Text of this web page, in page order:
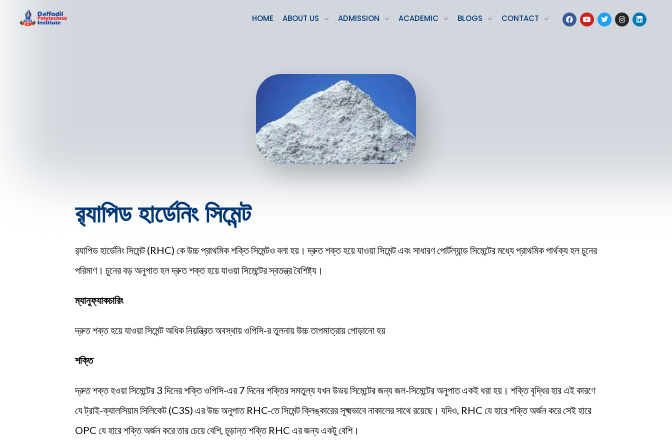
HOME ABOUT US ADMISSION ACADEMIC BLOGS CONTACT
র‍্যাপিড হার্ডেনিং সিমেন্ট
র‍্যাপিড হার্ডেনিং সিমেন্ট (RHC) কে উচ্চ প্রাথমিক শক্তি সিমেন্টও বলা হয়। দ্রুত শক্ত হয়ে যাওয়া সিমেন্ট এবং সাধারণ পোর্টল্যান্ড সিমেন্টের মধ্যে প্রাথমিক পার্থক্য হল চুনের
পরিমাণ। চুনের বড় অনুপাত হল দ্রুত শক্ত হয়ে যাওয়া সিমেন্টের স্বতন্ত্র বৈশিষ্ট্য।
ম্যানুফ্যাকচারিং
দ্রুত শক্ত হয়ে যাওয়া সিমেন্ট অধিক নিয়ন্ত্রিত অবস্থায় ওপিসি-র তুলনায় উচ্চ তাপমাত্রায় পোড়ানো হয়
শক্তি
দ্রুত শক্ত হওয়া সিমেন্টের 3 দিনের শক্তি ওপিসি-এর 7 দিনের শক্তির সমতুল্য যখন উভয় সিমেন্টের জন্য জল-সিমেন্টের অনুপাত একই ধরা হয়। শক্তি বৃদ্ধির হার এই কারণে
যে ট্রাই-ক্যালসিয়াম সিলিকেট (C3S) এর উচ্চ অনুপাত RHC-তে সিমেন্ট ক্লিঙ্কারের সূক্ষ্মভাবে নাকালের সাথে রয়েছে। যদিও, RHC যে হারে শক্তি অর্জন করে সেই হারে
OPC যে হারে শক্তি অর্জন করে তার চেয়ে বেশি, চূড়ান্ত শক্তি RHC এর জন্য একটু বেশি।